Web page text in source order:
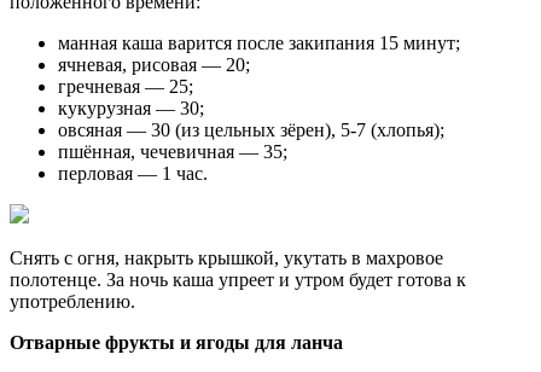
манная каша варится после закипания 15 минут;
ячневая, рисовая — 20;
гречневая — 25;
кукурузная — 30;
овсяная — 30 (из цельных зёрен), 5-7 (хлопья);
пшённая, чечевичная — 35;
перловая — 1 час.
Снять с огня, накрыть крышкой, укутать в махровое
полотенце. За ночь каша упреет и утром будет готова к
употреблению.
Отварные фрукты и ягоды для ланча